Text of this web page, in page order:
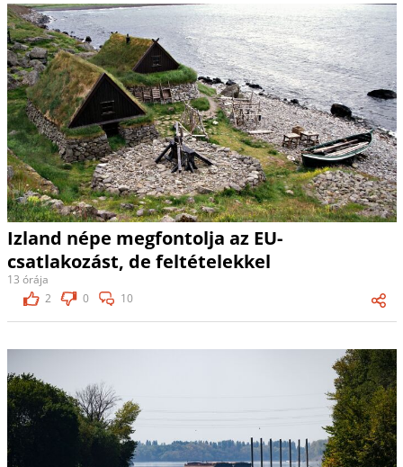
Izland népe megfontolja az EU-
csatlakozást, de feltételekkel
13 órája
2
0 10